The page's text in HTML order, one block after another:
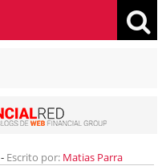
- Escrito por: Matias Parra